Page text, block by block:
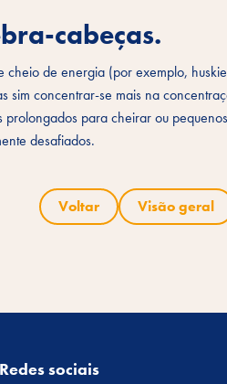
cabeças.
cheio de energia (por exemplo,
sim concentrar-se mais na
prolongados para cheirar ou
desafiados.
Voltar Visão geral
Redes sociais